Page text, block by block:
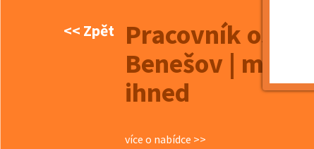
<< Zpět
Pracovník
Benešov | mzda
ihned
více o nabídce >>